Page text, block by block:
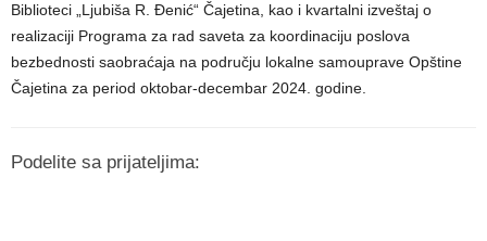
Biblioteci „Ljubiša R. Đenić“ Čajetina, kao i kvartalni izveštaj o
realizaciji Programa za rad saveta za koordinaciju poslova
bezbednosti saobraćaja na području lokalne samouprave Opštine
Čajetina za period oktobar-decembar 2024. godine.
Podelite sa prijateljima: